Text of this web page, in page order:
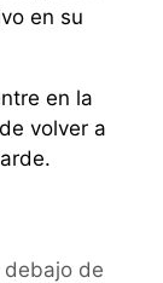
en su
en la
volver a
debajo de